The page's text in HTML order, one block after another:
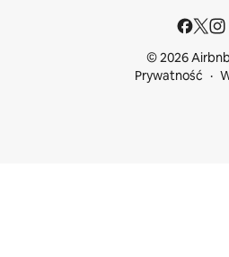
© 2026
Prywatność